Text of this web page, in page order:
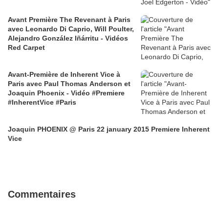
Avant Première The Revenant à Paris
avec Leonardo Di Caprio, Will Poulter,
Alejandro González Iñárritu - Vidéos
Red Carpet
Avant-Première de Inherent Vice à
Paris avec Paul Thomas Anderson et
Joaquin Phoenix - Vidéo #Premiere
#InherentVice #Paris
Joaquin PHOENIX @ Paris 22 january 2015 Premiere Inherent
Vice
Commentaires